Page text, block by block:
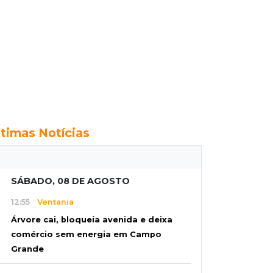
Notícias
SÁBADO, 08 DE AGOSTO
12:55 Ventania
Árvore cai, bloqueia avenida e deixa
comércio sem energia em Campo
Grande